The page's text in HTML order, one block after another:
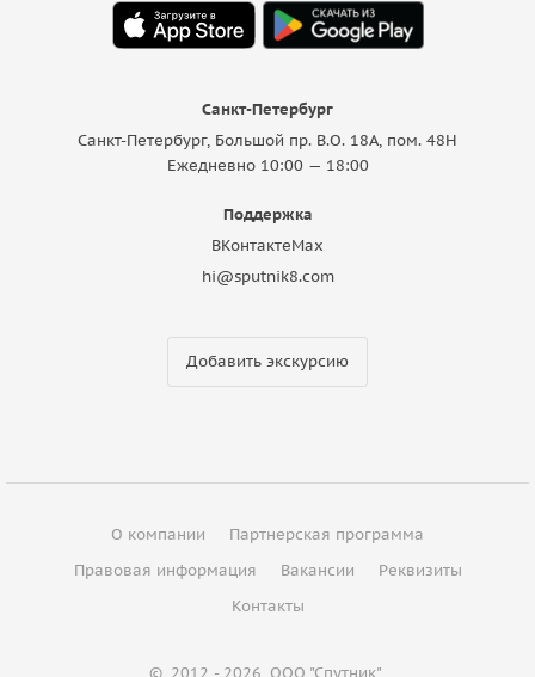
Санкт-Петербург
Санкт-Петербург, Большой пр. В.О. 18A, пом. 48Н
Ежедневно 10:00 — 18:00
Поддержка
ВКонтактеMax
hi@sputnik8.com
Добавить экскурсию
О компании
Партнерская программа
Правовая информация
Вакансии
Реквизиты
Контакты
© 2012 - 2026 ООО "Спутник"